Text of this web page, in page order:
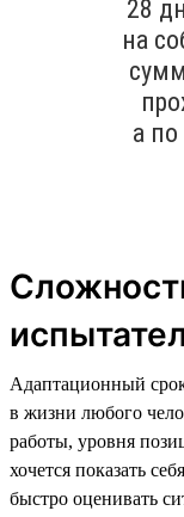
28
на
а
Адаптационный
в жизни любого
работы, уровня
хочется показать
быстро оценивать